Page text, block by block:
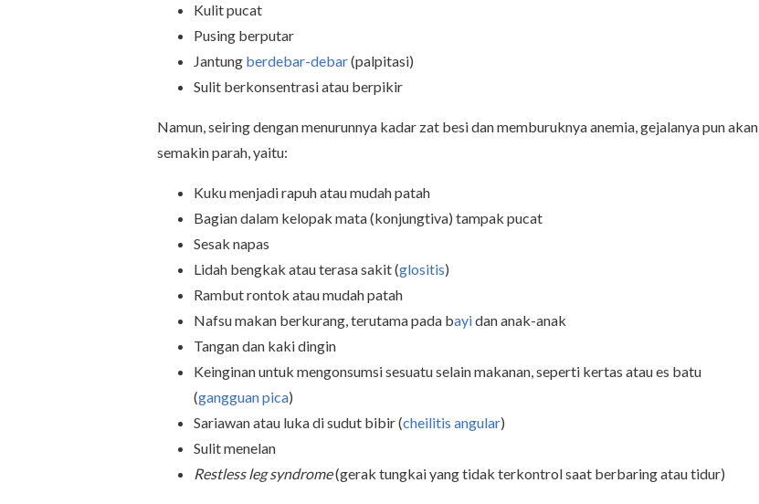
Kulit pucat
Pusing berputar
Jantung berdebar-debar(palpitasi)
Sulit berkonsentrasi atau berpikir
Namun, seiring dengan menurunnya kadar zat besi dan memburuknya anemia, gejalanya pun akan
semakin parah, yaitu:
Kuku menjadi rapuh atau mudah patah
Bagian dalam kelopak mata (konjungtiva) tampak pucat
Sesak napas
Lidah bengkak atau terasa sakit (glositis)
Rambut rontok atau mudah patah
Nafsu makan berkurang, terutama pada bayidan anak-anak
Tangan dan kaki dingin
Keinginan untuk mengonsumsi sesuatu selain makanan, seperti kertas atau es batu
(gangguan pica)
Sariawan atau luka di sudut bibir (cheilitis angular)
Sulit menelan
Restless leg syndrome(gerak tungkai yang tidak terkontrol saat berbaring atau tidur)